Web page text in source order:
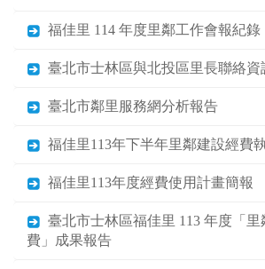
福佳里 114 年度里鄰工作會報紀錄
臺北市士林區與北投區里長聯絡資
臺北市鄰里服務網分析報告
福佳里113年下半年里鄰建設經費
福佳里113年度經費使用計畫簡報
臺北市士林區福佳里 113 年度「
費」成果報告